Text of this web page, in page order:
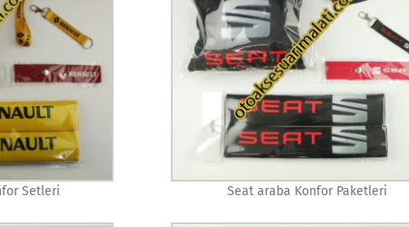
Setleri Seat araba Konfor Paketleri